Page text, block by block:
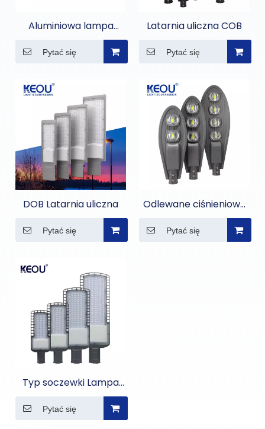
Aluminiowa lampa
uliczna IP66 do
oświetlenia autostrad
Pytać się
Latarnia uliczna COB
Pytać się
DOB Latarnia uliczna
Pytać się
Odlewane ciśnieniowo
aluminiowe lampy
uliczne Cobra LED
Pytać się
Typ soczewki Lampa
Pytać się